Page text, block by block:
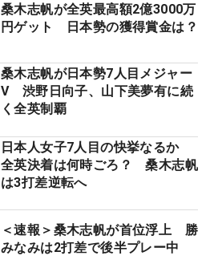
桑木志帆が全英最高額2億3000万
円ゲット 日本勢の獲得賞金は？
桑木志帆が日本勢7人目メジャー
V 渋野日向子、山下美夢有に続
く全英制覇
日本人女子7人目の快挙なるか
全英決着は何時ごろ？ 桑木志帆
は3打差逆転へ
＜速報＞桑木志帆が首位浮上 勝
みなみは2打差で後半プレー中